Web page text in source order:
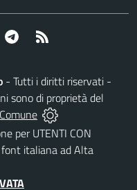
Telegram
- Tutti i diritti riservati -
sono di proprietà del
per UTENTI CON
italiana ad Alta